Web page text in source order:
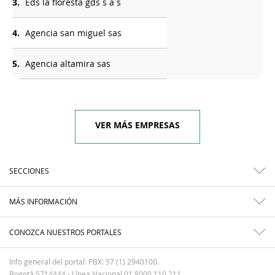
3. Eds la floresta gds s a s
4. Agencia san miguel sas
5. Agencia altamira sas
VER MÁS EMPRESAS
SECCIONES
MÁS INFORMACIÓN
CONOZCA NUESTROS PORTALES
Info general del portal: PBX: 57 (1) 2940100.